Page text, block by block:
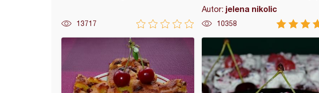
13717
Autor: jelena nikolic
10358
kremasta torta sa višnjama